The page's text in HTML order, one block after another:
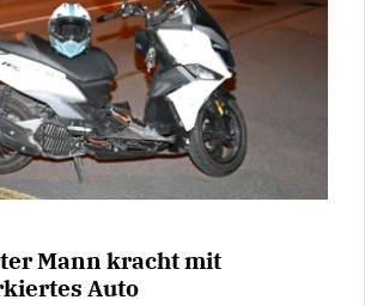
Mann kracht mit
Auto